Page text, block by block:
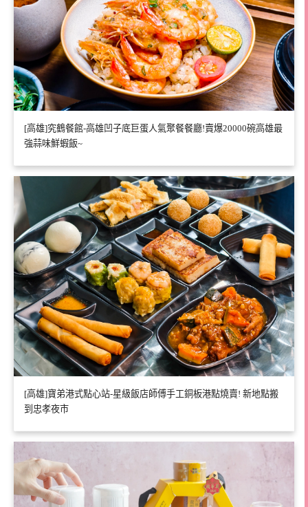
[高雄]究鶴餐館-高雄凹子底巨蛋人氣聚餐餐廳!賣爆20000碗高雄最
強蒜味鮮蝦飯~
[高雄]寶弟港式點心站-星級飯店師傅手工銅板港點燒賣! 新地點搬
到忠孝夜市